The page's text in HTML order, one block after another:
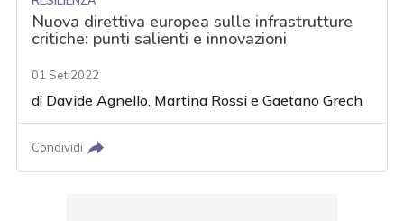
Nuova direttiva europea sulle infrastrutture
critiche: punti salienti e innovazioni
01 Set 2022
di Davide Agnello Martina Rossi eGaetano Grech
Condividi